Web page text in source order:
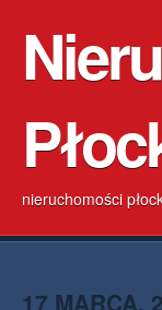
nieruchomości
17 MARCA,